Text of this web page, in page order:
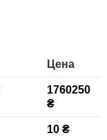
Цена
1760250
₴
10 ₴